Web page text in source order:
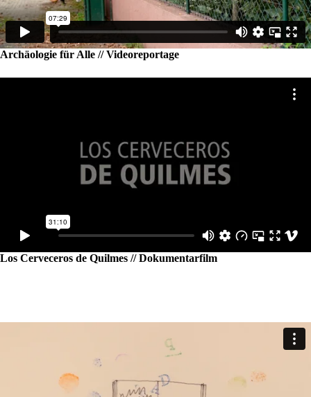
Archäologie für Alle // Videoreportage
Los Cerveceros de Quilmes // Dokumentarfilm